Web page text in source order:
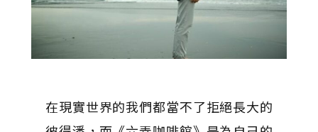
在現實世界的我們都當不了拒絕長大的